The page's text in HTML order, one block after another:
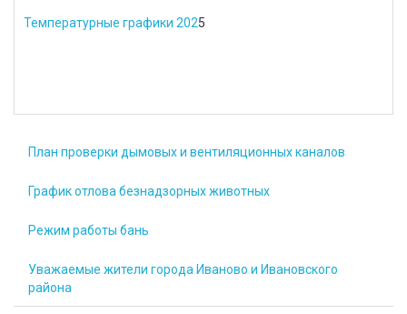
Температурные графики 2025
План проверки дымовых и вентиляционных каналов
График отлова безнадзорных животных
Режим работы бань
Уважаемые жители города Иваново и Ивановского
района